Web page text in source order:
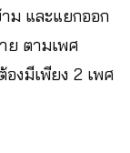
ม และแยกออก
ย ตามเพศ
งมีเพียง 2 เพศ